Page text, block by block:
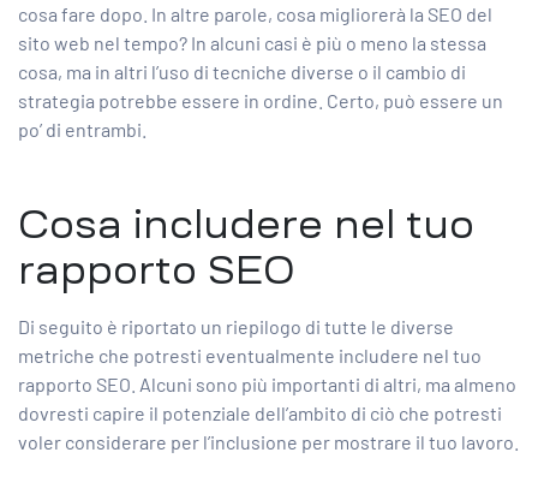
cosa fare dopo. In altre parole, cosa migliorerà la SEO del
sito web nel tempo? In alcuni casi è più o meno la stessa
cosa, ma in altri l’uso di tecniche diverse o il cambio di
strategia potrebbe essere in ordine. Certo, può essere un
po’ di entrambi.
Cosa includere nel tuo
rapporto SEO
Di seguito è riportato un riepilogo di tutte le diverse
metriche che potresti eventualmente includere nel tuo
rapporto SEO. Alcuni sono più importanti di altri, ma almeno
dovresti capire il potenziale dell’ambito di ciò che potresti
voler considerare per l’inclusione per mostrare il tuo lavoro.